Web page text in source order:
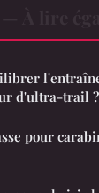
d'ultra-trail ?
pour